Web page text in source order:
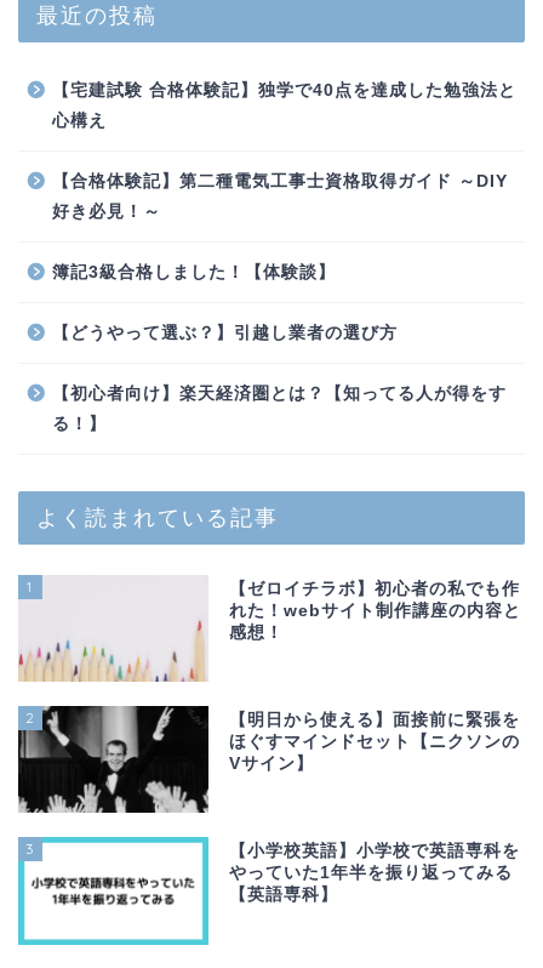
最近の投稿
【宅建試験 合格体験記】独学で40点を達成した勉強法と
心構え
【合格体験記】第二種電気工事士資格取得ガイド ～DIY
好き必見！～
簿記3級合格しました！【体験談】
【どうやって選ぶ？】引越し業者の選び方
【初心者向け】楽天経済圏とは？【知ってる人が得をす
る！】
よく読まれている記事
1
【ゼロイチラボ】初心者の私でも作
れた！webサイト制作講座の内容と
感想！
2
【明日から使える】面接前に緊張を
ほぐすマインドセット【ニクソンの
Vサイン】
3
【小学校英語】小学校で英語専科を
やっていた1年半を振り返ってみる
【英語専科】